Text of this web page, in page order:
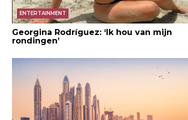
ENTERTAINMENT
Georgina Rodríguez: ‘Ik hou van mijn
rondingen’